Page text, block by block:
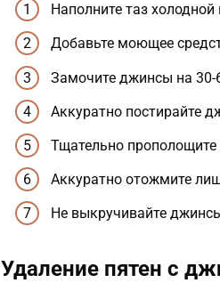
Наполните таз холодной
Добавьте моющее
Замочите джинсы на 30-
Аккуратно постирайте
Тщательно прополощите
Аккуратно отожмите
Не выкручивайте
Удаление пятен с